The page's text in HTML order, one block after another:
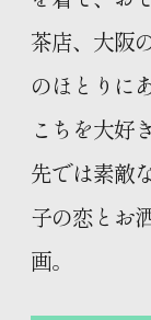
茶店、大阪
のほとりに
こちを大好
先では素敵
子の恋とお
画。